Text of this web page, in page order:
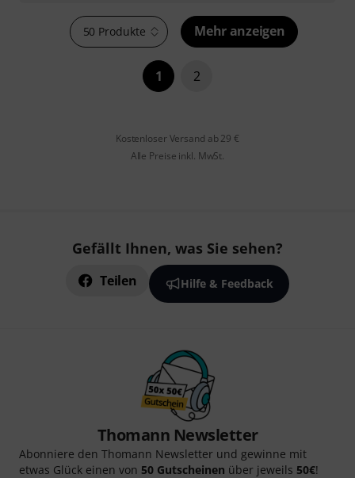
50 Produkte Mehr anzeigen
1 2
Kostenloser Versand ab 29 €
Alle Preise inkl. MwSt.
Gefällt Ihnen, was Sie sehen?
Teilen Hilfe & Feedback
Thomann Newsletter
Abonniere den Thomann Newsletter und gewinne mit
etwas Glück einen von 50 Gutscheinen über jeweils 50€!